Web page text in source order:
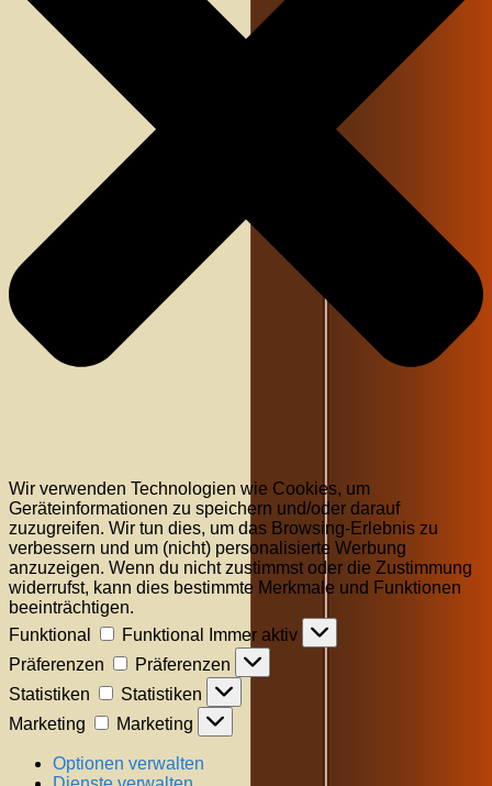
Wir verwenden Technologien wie Cookies, um
Geräteinformationen zu speichern und/oder darauf
zuzugreifen. Wir tun dies, um das Browsing-Erlebnis zu
verbessern und um (nicht) personalisierte Werbung
anzuzeigen. Wenn du nicht zustimmst oder die Zustimmung
widerrufst, kann dies bestimmte Merkmale und Funktionen
beeinträchtigen.
Funktional
Funktional
Immer aktiv
Präferenzen
Präferenzen
Statistiken
Statistiken
Marketing
Marketing
Optionen verwalten